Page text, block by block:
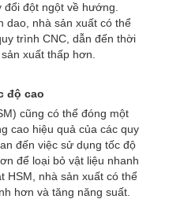
đột ngột về hướng.
dao, nhà sản xuất có thể
trình CNC, dẫn đến thời
xuất thấp hơn.
độ cao
cũng có thể đóng một
cao hiệu quả của các quy
đến việc sử dụng tốc độ
để loại bỏ vật liệu nhanh
HSM, nhà sản xuất có thể
hơn và tăng năng suất.